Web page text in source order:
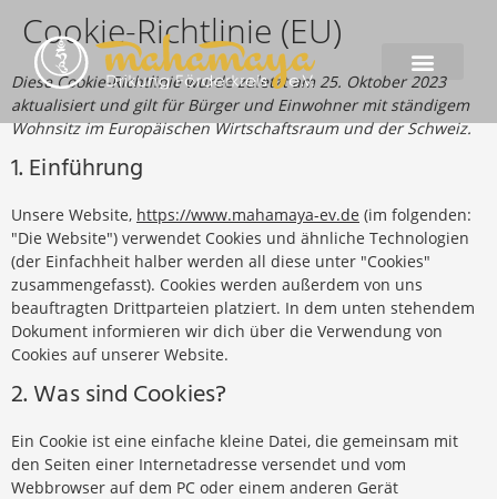
Cookie-Richtlinie (EU)
Diese Cookie-Richtlinie wurde zuletzt am 25. Oktober 2023
aktualisiert und gilt für Bürger und Einwohner mit ständigem
Wohnsitz im Europäischen Wirtschaftsraum und der Schweiz.
1. Einführung
Unsere Website, https://www.mahamaya-ev.de (im folgenden:
"Die Website") verwendet Cookies und ähnliche Technologien
(der Einfachheit halber werden all diese unter "Cookies"
zusammengefasst). Cookies werden außerdem von uns
beauftragten Drittparteien platziert. In dem unten stehendem
Dokument informieren wir dich über die Verwendung von
Cookies auf unserer Website.
2. Was sind Cookies?
Ein Cookie ist eine einfache kleine Datei, die gemeinsam mit
den Seiten einer Internetadresse versendet und vom
Webbrowser auf dem PC oder einem anderen Gerät